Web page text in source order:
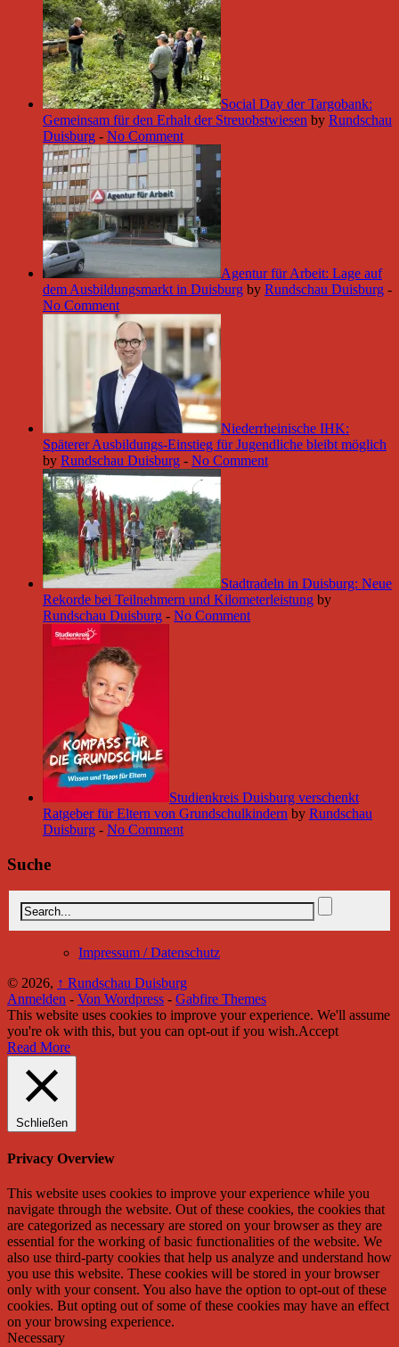
Social Day der Targobank:
Gemeinsam für den Erhalt der Streuobstwiesen by Rundschau
Duisburg - No Comment
Agentur für Arbeit: Lage auf
dem Ausbildungsmarkt in Duisburg by Rundschau Duisburg -
No Comment
Niederrheinische IHK:
Späterer Ausbildungs-Einstieg für Jugendliche bleibt möglich
by Rundschau Duisburg - No Comment
Stadtradeln in Duisburg: Neue
Rekorde bei Teilnehmern und Kilometerleistung by
Rundschau Duisburg - No Comment
Studienkreis Duisburg verschenkt
Ratgeber für Eltern von Grundschulkindern by Rundschau
Duisburg - No Comment
Suche
Impressum / Datenschutz
© 2026, ↑ Rundschau Duisburg
Anmelden - Von Wordpress - Gabfire Themes
This website uses cookies to improve your experience. We'll assume
you're ok with this, but you can opt-out if you wish.Accept
Read More
Schließen
Privacy Overview
This website uses cookies to improve your experience while you
navigate through the website. Out of these cookies, the cookies that
are categorized as necessary are stored on your browser as they are
essential for the working of basic functionalities of the website. We
also use third-party cookies that help us analyze and understand how
you use this website. These cookies will be stored in your browser
only with your consent. You also have the option to opt-out of these
cookies. But opting out of some of these cookies may have an effect
on your browsing experience.
Necessary